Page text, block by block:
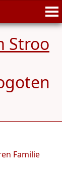
Stroo
Familie